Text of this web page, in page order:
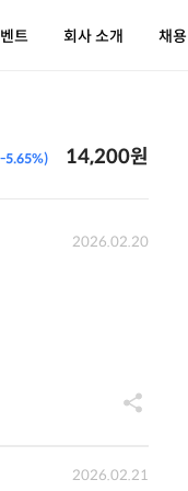
트 회사 소개 채용
5.65%) 14,200원
2026.02.20
2026.02.21